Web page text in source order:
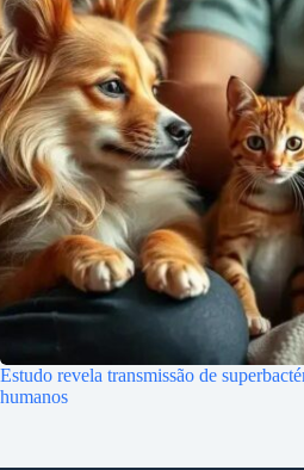
Estudo revela transmissão de
humanos